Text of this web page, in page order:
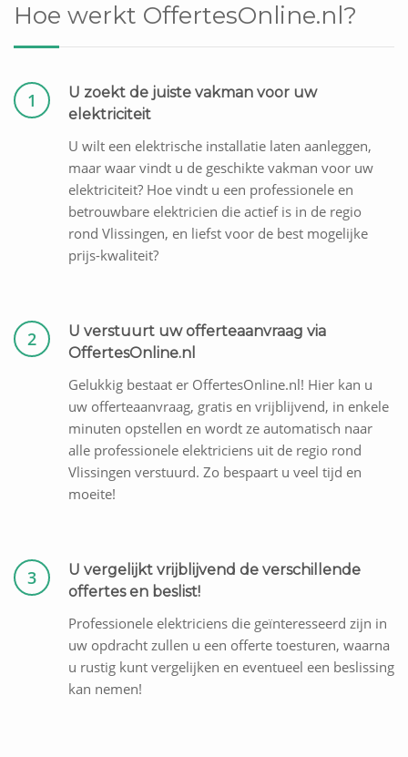
Hoe werkt OffertesOnline.nl?
1
U zoekt de juiste vakman voor uw
elektriciteit
U wilt een elektrische installatie laten aanleggen,
maar waar vindt u de geschikte vakman voor uw
elektriciteit? Hoe vindt u een professionele en
betrouwbare elektricien die actief is in de regio
rond Vlissingen, en liefst voor de best mogelijke
prijs-kwaliteit?
2
U verstuurt uw offerteaanvraag via
OffertesOnline.nl
Gelukkig bestaat er OffertesOnline.nl! Hier kan u
uw offerteaanvraag, gratis en vrijblijvend, in enkele
minuten opstellen en wordt ze automatisch naar
alle professionele elektriciens uit de regio rond
Vlissingen verstuurd. Zo bespaart u veel tijd en
moeite!
3
U vergelijkt vrijblijvend de verschillende
offertes en beslist!
Professionele elektriciens die geïnteresseerd zijn in
uw opdracht zullen u een offerte toesturen, waarna
u rustig kunt vergelijken en eventueel een beslissing
kan nemen!